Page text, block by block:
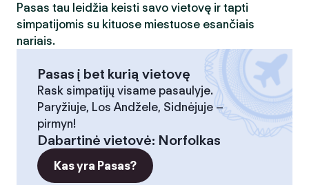
Pasas tau leidžia keisti savo vietovę ir tapti
simpatijomis su kituose miestuose esančiais
nariais.
Pasas į bet kurią vietovę
Rask simpatijų visame pasaulyje.
Paryžiuje, Los Andžele, Sidnėjuje –
pirmyn!
Dabartinė vietovė: Norfolkas
Kas yra Pasas?